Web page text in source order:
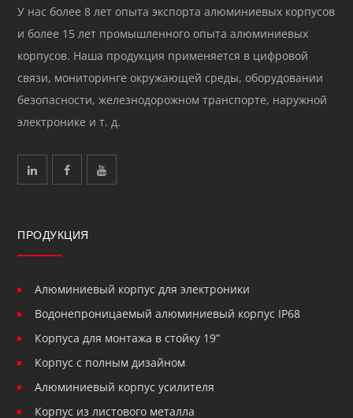
У нас более 8 лет опыта экспорта алюминиевых корпусов
и более 15 лет промышленного опыта алюминиевых
корпусов. Наша продукция применяется в цифровой
связи, мониторинге окружающей среды, оборудовании
безопасности, железнодорожном транспорте, наружной
электронике и т. д.
ПРОДУКЦИЯ
Алюминиевый корпус для электроники
Водонепроницаемый алюминиевый корпус IP68
Корпуса для монтажа в стойку 19”
Корпус с полным дизайном
Алюминиевый корпус усилителя
Корпус из листового металла